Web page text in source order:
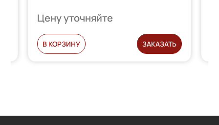
Цену уточняйте
В КОРЗИНУ ЗАКАЗАТЬ